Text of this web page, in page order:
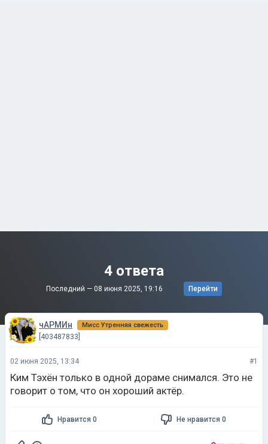
4 ответа
Последний — 08 июня 2025, 19:16 Перейти
чАРМИн Мисс Утренняя свежесть
[403487833]
02 июня 2025, 13:34 #1
Ким Тэхён только в одной дораме снимался. Это не
говорит о том, что он хороший актёр.
Нравится 0 Не нравится 0